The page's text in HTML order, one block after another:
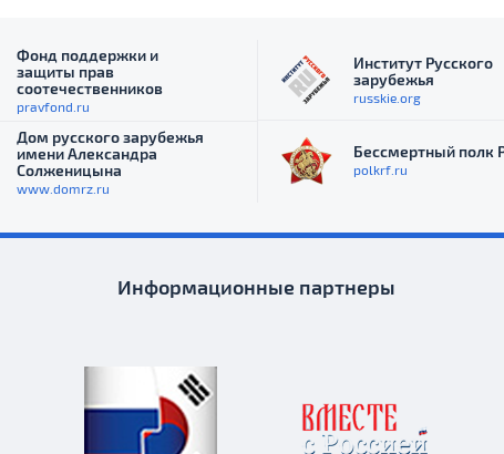
Фонд поддержки и
защиты прав
соотечественников
pravfond.ru
Дом русского зарубежья
имени Александра
Солженицына
www.domrz.ru
Институт Русского
зарубежья
russkie.org
Бессмертный полк
polkrf.ru
Информационные партнеры